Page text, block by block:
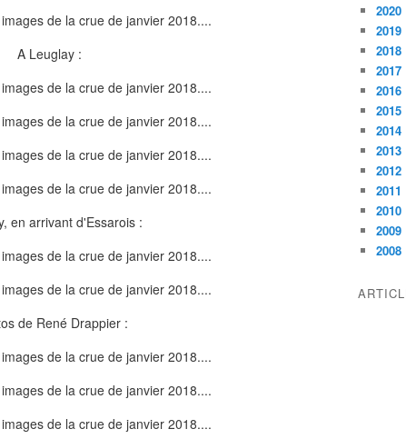
A Leuglay :
en arrivant d'Essarois :
de René Drappier :
2020
2019
2018
2017
2016
2015
2014
2013
2012
2011
2010
2009
2008